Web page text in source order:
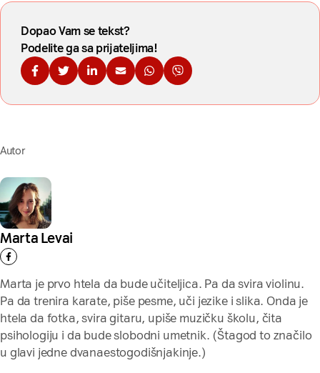
Dopao Vam se tekst?
Podelite ga sa prijateljima!
Podelite na Fejsbuku
Podelite na Tviteru
Podelite na Linkdinu
Podelite na imejl
Podelite na WhatsApp
Podelite na Viberu
Autor
Marta Levai
Marta je prvo htela da bude učiteljica. Pa da svira violinu.
Pa da trenira karate, piše pesme, uči jezike i slika. Onda je
htela da fotka, svira gitaru, upiše muzičku školu, čita
psihologiju i da bude slobodni umetnik. (Štagod to značilo
u glavi jedne dvanaestogodišnjakinje.)